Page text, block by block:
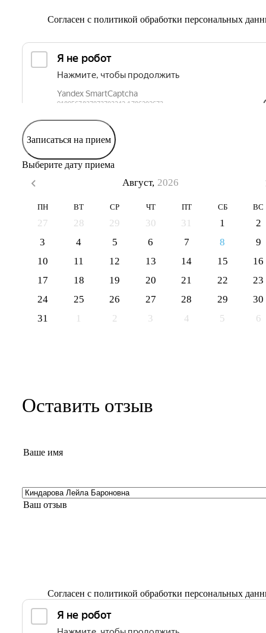
Согласен с политикой обработки персональных
Записаться на прием
Выберите дату приема
Август, 2026
ПН ВТ СР ЧТ ПТ СБ ВС
27 28 29 30 31 1
2
3
4 5 6 7 8
9
10
11 12 13 14 15
16
17
18 19 20 21 22
23
24
25 26 27 28 29
30
31
1 2 3 4 5 6
Оставить отзыв
Согласен с политикой обработки персональных